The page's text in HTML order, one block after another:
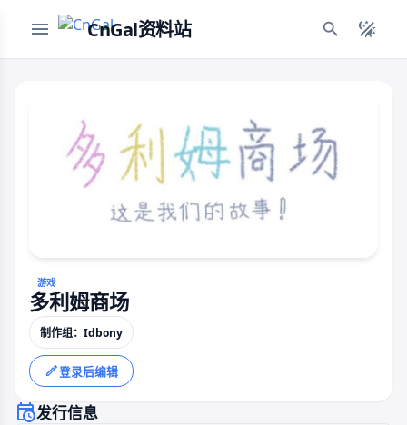
CnGal资料站
游戏
多利姆商场
制作组：Idbony
登录后编辑
发行信息